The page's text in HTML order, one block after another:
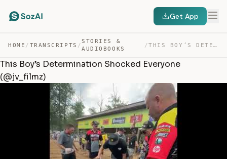
Get App
HOME / TRANSCRIPTS /
STORIES &
AUDIOBOOKS
/ THIS BOY’S DETERMINATION SHOCKED EVERYONE (@JV_FILMZ) — TRANSCRIPT
This Boy’s Determination Shocked Everyone
(@jv_filmz)